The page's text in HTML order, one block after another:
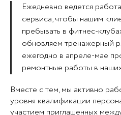
Ежедневно ведется
сервиса, чтобы нашим
пребывать в фитнес-
обновляем тренажерный
ежегодно в апреле-мае
ремонтные работы в
Вместе с тем, мы активно
уровня квалификации
участием приглашенных